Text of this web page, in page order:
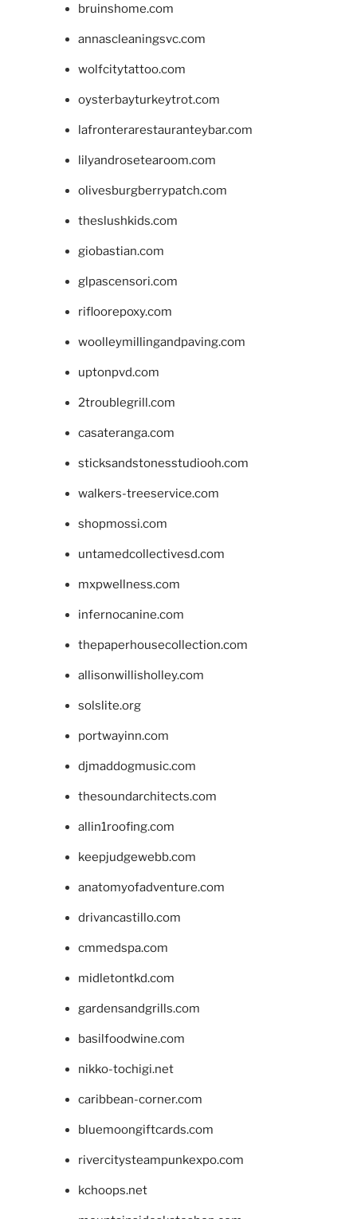
bruinshome.com
annascleaningsvc.com
wolfcitytattoo.com
oysterbayturkeytrot.com
lafronterarestauranteybar.com
lilyandrosetearoom.com
olivesburgberrypatch.com
theslushkids.com
giobastian.com
glpascensori.com
rifloorepoxy.com
woolleymillingandpaving.com
uptonpvd.com
2troublegrill.com
casateranga.com
sticksandstonesstudiooh.com
walkers-treeservice.com
shopmossi.com
untamedcollectivesd.com
mxpwellness.com
infernocanine.com
thepaperhousecollection.com
allisonwillisholley.com
solslite.org
portwayinn.com
djmaddogmusic.com
thesoundarchitects.com
allin1roofing.com
keepjudgewebb.com
anatomyofadventure.com
drivancastillo.com
cmmedspa.com
midletontkd.com
gardensandgrills.com
basilfoodwine.com
nikko-tochigi.net
caribbean-corner.com
bluemoongiftcards.com
rivercitysteampunkexpo.com
kchoops.net